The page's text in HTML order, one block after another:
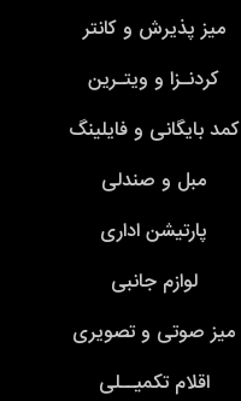
میز پذیرش و کانتر
کردنـزا و ویتـرین
کمد بایگانی و فایلینگ
مبل و صندلی
پارتیشن اداری
لوازم جانبی
میز صوتی و تصویری
اقلام تکمیــلی